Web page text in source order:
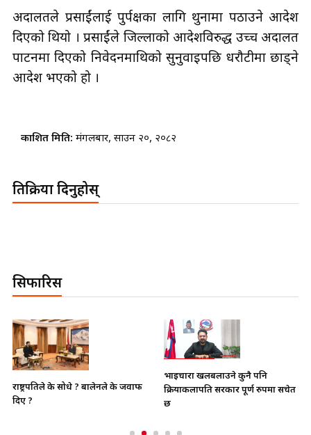
अदालतले प्रसाईंलाई पुर्पक्षका लागि थुनामा पठाउने आदेश
दिएको थियो । प्रसाईंले जिल्लाको आदेशविरुद्ध उच्च अदालत
पाटनमा दिएको निवेदनमाथिको सुनुवाइपछि धरौटीमा छाड्ने
आदेश भएको हो ।
प्रकाशित मिति: मंगलबार, साउन २०, २०८२
प्रतिक्रिया दिनुहोस्
सिफारिस
राष्ट्रपतिले के सोधे ? बालेनले के जवाफ
दिए ?
भाइचारा खलबलाउने कुनै पनि
क्रियाकलापप्रति सरकार पूर्ण रुपमा सचेत
छ